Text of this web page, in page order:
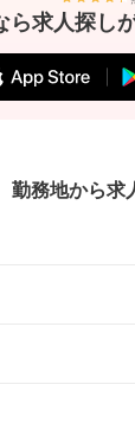
ら求人探し
勤務地から求